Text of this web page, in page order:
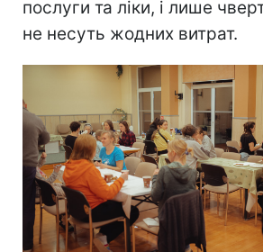
послуги та ліки, і лише
не несуть жодних витрат.